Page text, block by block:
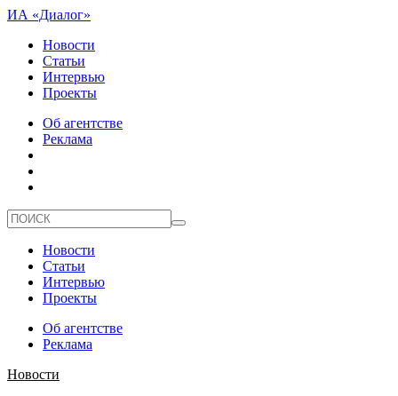
ИА «Диалог»
Новости
Статьи
Интервью
Проекты
Об агентстве
Реклама
Новости
Статьи
Интервью
Проекты
Об агентстве
Реклама
Новости